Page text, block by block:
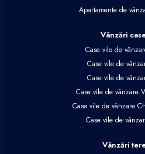
Apartamente de
Vânzări
Case vile de
Case vile de
Case vile de
Case vile de vânzare
Case vile de vânzare
Case vile de
Vânzări